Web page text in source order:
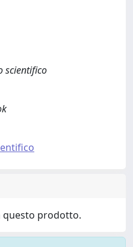
scientifico
questo prodotto.